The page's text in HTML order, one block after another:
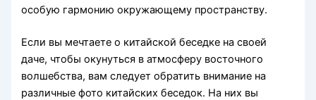
особую гармонию окружающему пространству.
Если вы мечтаете о китайской беседке на своей
даче, чтобы окунуться в атмосферу восточного
волшебства, вам следует обратить внимание на
различные фото китайских беседок. На них вы